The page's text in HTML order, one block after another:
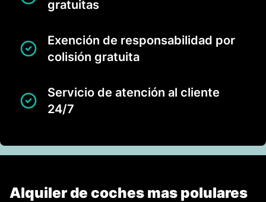
gratuitas
Exención de responsabilidad por
colisión gratuita
Servicio de atención al cliente
24/7
Alquiler de coches mas polulares